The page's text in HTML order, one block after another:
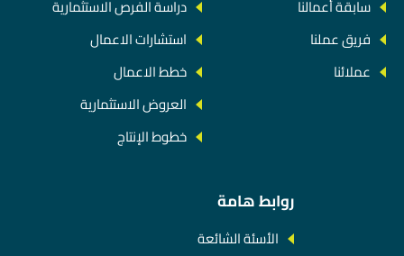
سابقة أعمالنا
فريق عملنا
عملائنا
دراسة الفرص الاستثمارية
استشارات الاعمال
خطط الاعمال
العروض الاستثمارية
خطوط الإنتاج
روابط هامة
الأسئة الشائعة